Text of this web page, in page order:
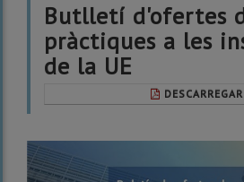
Butlletí d'ofertes
pràctiques a les
de la UE